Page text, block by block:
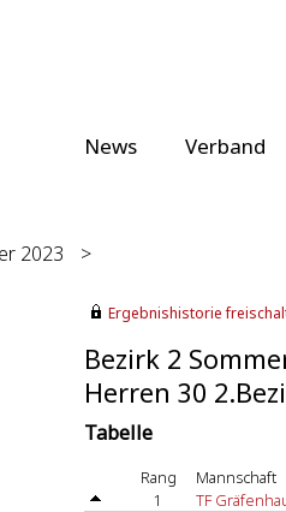
News Verband
2023
>
Ergebnishistorie
Bezirk 2
Herren 30
Tabelle
Rang
Mannschaft
1
TF